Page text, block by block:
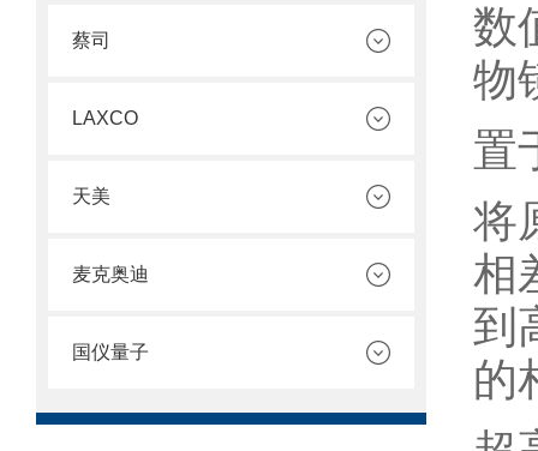
蔡司
LAXCO
天美
麦克奥迪
国仪量子
数
物
置
将
相
到
的